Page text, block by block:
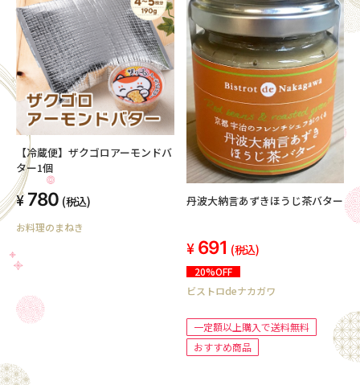
【冷蔵便】ザクゴロアーモンドバ
ター1個
780 (税込)
お料理のまねき
丹波大納言あずきほうじ茶バター
691 (税込)
20%OFF
ビストロdeナカガワ
一定額以上購入で送料無料
おすすめ商品